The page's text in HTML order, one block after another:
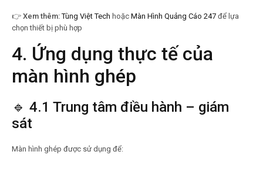
👉 Xem thêm: Tùng Việt Tech hoặc Màn Hình Quảng Cáo 247 để lựa
chọn thiết bị phù hợp
4. Ứng dụng thực tế của
màn hình ghép
🔹 4.1 Trung tâm điều hành – giám
sát
Màn hình ghép được sử dụng để: